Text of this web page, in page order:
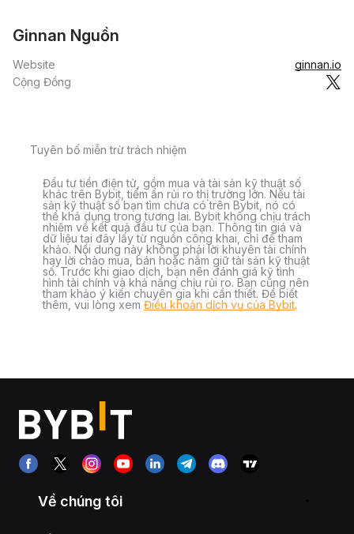
Ginnan Nguồn
Website
ginnan.io
Cộng Đồng
Tuyên bố miễn trừ trách nhiệm
Đầu tư tiền điện tử, gồm mua và tài sản kỹ thuật số
khác trên Bybit, tiềm ẩn rủi ro thị trường lớn. Nếu tài
sản kỹ thuật số bạn tìm chưa có trên Bybit, nó có
thể khả dụng trong tương lai. Bybit không chịu trách
nhiệm về kết quả đầu tư của bạn. Thông tin giá và
dữ liệu tại đây lấy từ nguồn công khai, chỉ để tham
khảo. Nội dung này không phải lời khuyên tài chính
hay lời chào mua, bán hoặc nắm giữ tài sản kỹ thuật
số. Trước khi giao dịch, bạn nên đánh giá kỹ tình
hình tài chính và khả năng chịu rủi ro. Bạn cũng nên
tham khảo ý kiến chuyên gia khi cần thiết. Để biết
thêm, vui lòng xem Điều khoản dịch vụ của Bybit.
Về chúng tôi